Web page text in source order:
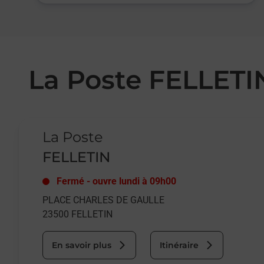
La Poste
La Poste
FELLETIN
Fermé - ouvre lundi à 09h00
PLACE CHARLES DE GAULLE
23500 FELLETIN
En savoir plus Itinéraire